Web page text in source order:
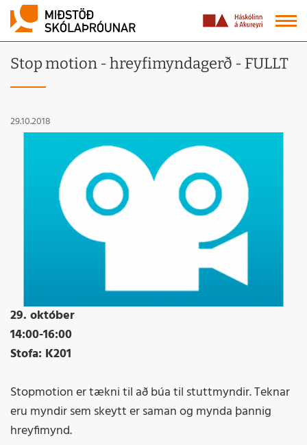
Stop motion - hreyfimyndagerð - FULLT
29.10.2018
29. október
14:00-16:00
Stofa: K201
Stopmotion er tækni til að búa til stuttmyndir. Teknar
eru myndir sem skeytt er saman og mynda þannig
hreyfimynd.